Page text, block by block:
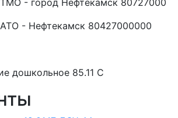
- город Нефтекамск 80727000
- Нефтекамск 80427000000
дошкольное 85.11 C